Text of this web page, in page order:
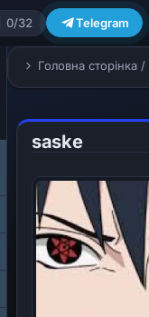
0/32 Telegram
Головна сторінка/
saske